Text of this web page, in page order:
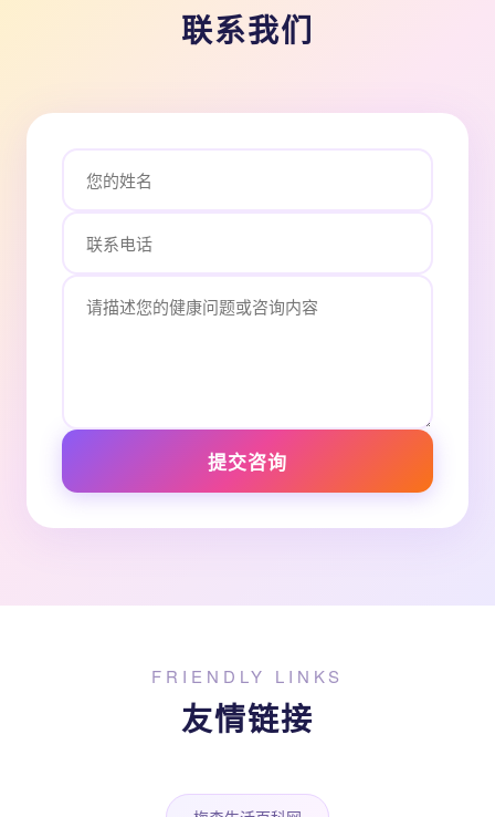
联系我们
提交咨询
FRIENDLY LINKS
友情链接